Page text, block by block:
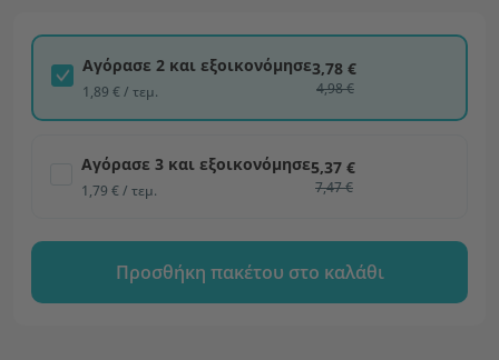
Αγόρασε 2 και εξοικονόμησε
1,89 € / τεμ.
3,78 €
4,98 €
Αγόρασε 3 και εξοικονόμησε
1,79 € / τεμ.
5,37 €
7,47 €
Προσθήκη πακέτου στο καλάθι